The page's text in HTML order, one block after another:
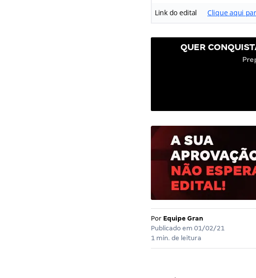
Link do edital Clique aqui
QUER
Por Equipe Gran
Publicado em 01/02/21
1 min. de leitura